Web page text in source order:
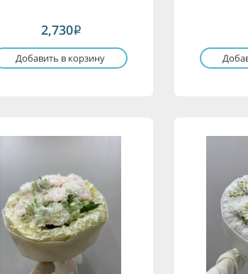
2,730i
Добавить в корзину